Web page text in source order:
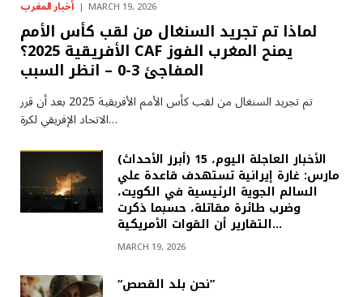
أخبار المغرب MARCH 19, 2026
لماذا تم تجريد السنغال من لقب كأس الأمم
الأفريقية 2025؟ CAF يمنح المغرب الفوز
المفاجئ 3-0 – انظر السبب
تم تجريد السنغال من لقب كأس الأمم الأفريقية 2025 بعد أن قرر
الاتحاد الإفريقي لكرة…
(أبرز الأحداث) الأخبار العاجلة اليوم، 15
مارس: غارة إيرانية تستهدف قاعدة علي
السالم الجوية الرئيسية في الكويت،
وضرب طائرة مقاتلة، حسبما ذكرت
التقارير أن القوات الأمريكية…
MARCH 19, 2026
“نحن بلد القصص”